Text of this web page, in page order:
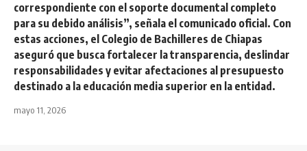
correspondiente con el soporte documental completo
para su debido análisis”, señala el comunicado oficial. Con
estas acciones, el Colegio de Bachilleres de Chiapas
aseguró que busca fortalecer la transparencia, deslindar
responsabilidades y evitar afectaciones al presupuesto
destinado a la educación media superior en la entidad.
mayo 11, 2026